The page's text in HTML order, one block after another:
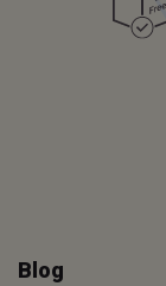
Blog